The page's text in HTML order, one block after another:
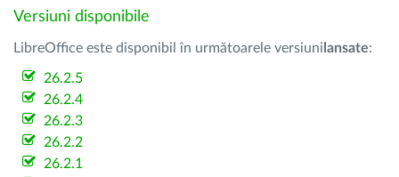
Versiuni disponibile
LibreOffice este disponibil în următoarele versiuni lansate:
26.2.5
26.2.4
26.2.3
26.2.2
26.2.1